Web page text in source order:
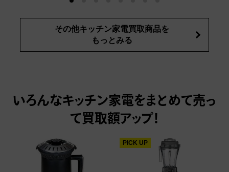
その他キッチン家電買取商品を
もっとみる
いろんなキッチン家電をまとめて売っ
て買取額アップ！
PICK UP